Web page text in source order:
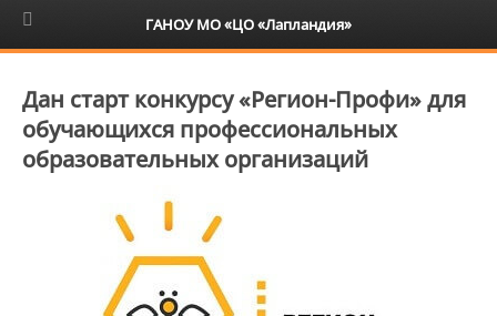
6+
Дан старт конкурсу «Регион-Профи» для
обучающихся профессиональных
образовательных организаций
ГАНОУ МО «ЦО «Лапландия»